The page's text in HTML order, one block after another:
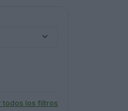
todos los filtros